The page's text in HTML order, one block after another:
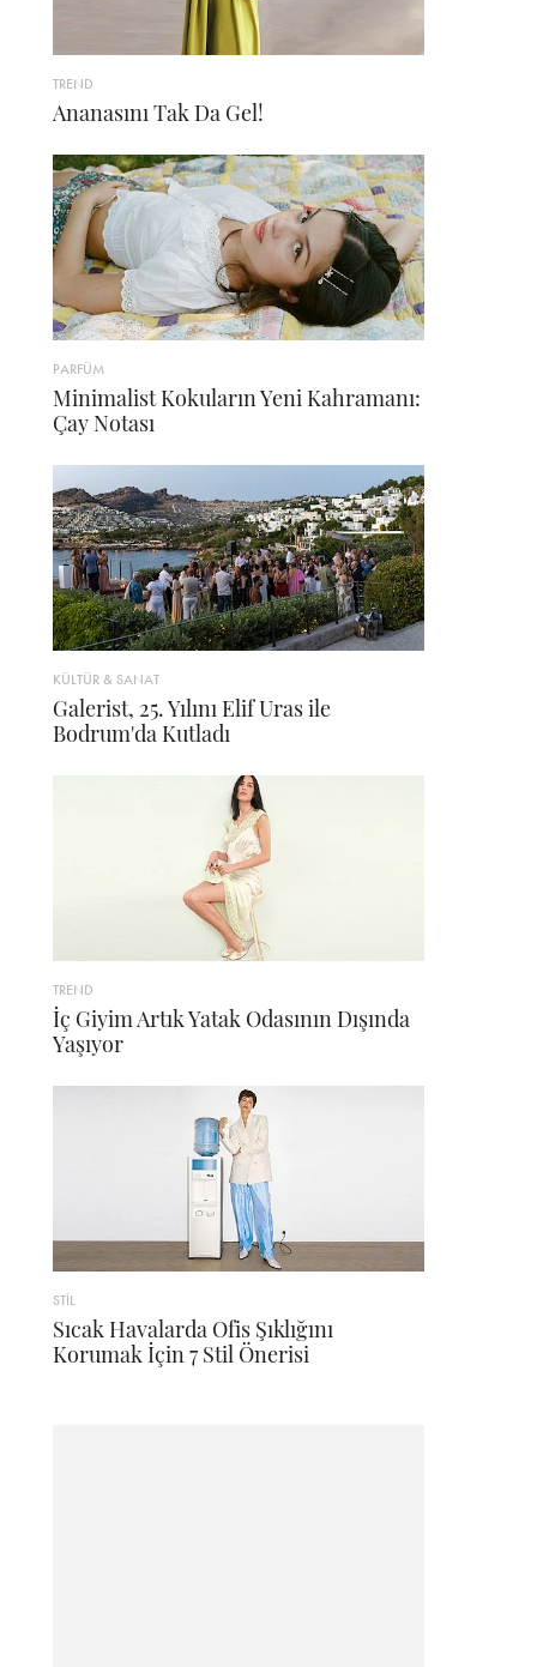
TREND
Ananasını Tak Da Gel!
PARFÜM
Minimalist Kokuların Yeni Kahramanı:
Çay Notası
KÜLTÜR & SANAT
Galerist, 25. Yılını Elif Uras ile
Bodrum'da Kutladı
TREND
İç Giyim Artık Yatak Odasının Dışında
Yaşıyor
STİL
Sıcak Havalarda Ofis Şıklığını
Korumak İçin 7 Stil Önerisi